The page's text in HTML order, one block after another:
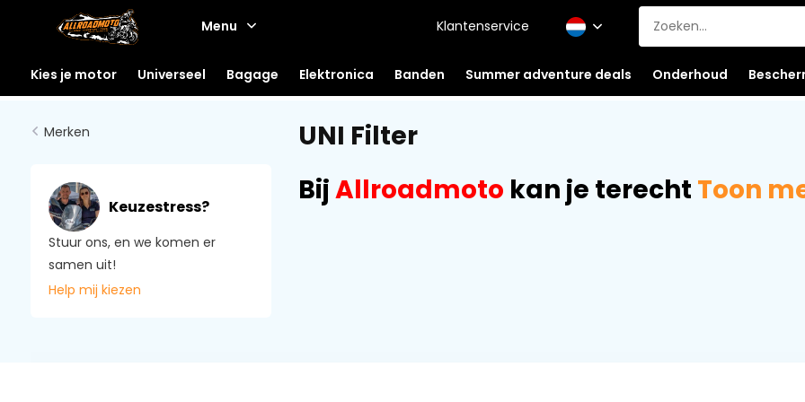
Menu Klantenservice
Kies je motor Universeel Bagage Elektronica Banden Summer adventure deals Onderhoud
Merken
Keuzestress?
Stuur ons, en we komen er
samen uit!
Help mij kiezen
UNI Filter
BijAllroadmoto kan je terecht Toon